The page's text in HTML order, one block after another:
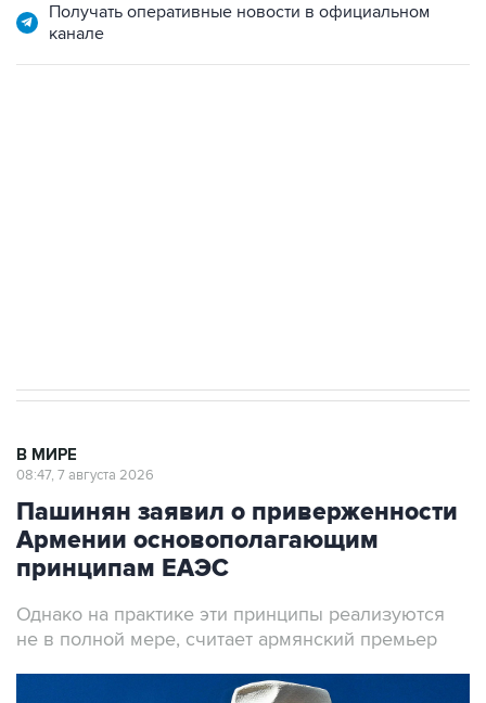
Получать оперативные новости в официальном
канале
В МИРЕ
08:47, 7 августа 2026
Пашинян заявил о приверженности
Армении основополагающим
принципам ЕАЭС
Однако на практике эти принципы реализуются
не в полной мере, считает армянский премьер